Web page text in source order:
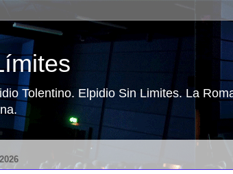
Tolentino. Elpidio Sin Limites. La